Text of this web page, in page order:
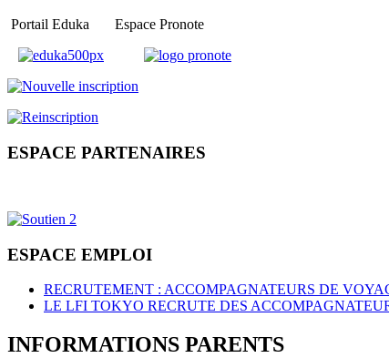
Portail Eduka Espace Pronote
ESPACE PARTENAIRES
ESPACE EMPLOI
RECRUTEMENT : ACCOMPAGNATEURS DE
LE LFI TOKYO RECRUTE DES
INFORMATIONS PARENTS